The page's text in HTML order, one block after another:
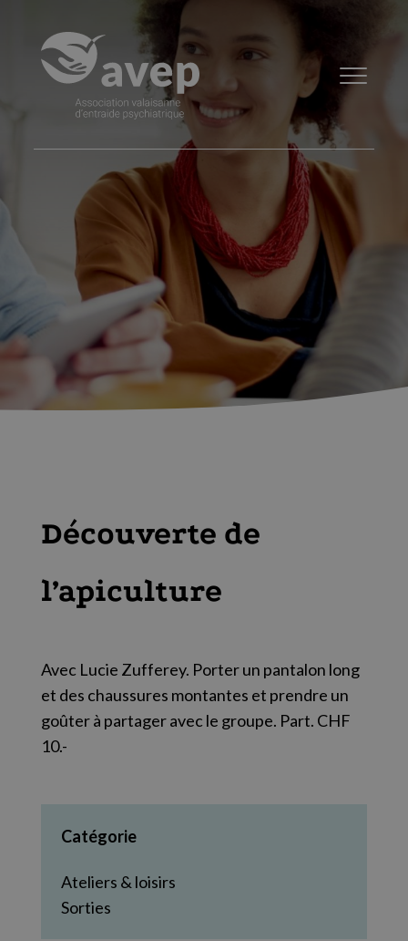
Découverte de
l’apiculture
Avec Lucie Zufferey. Porter un pantalon long
et des chaussures montantes et prendre un
goûter à partager avec le groupe. Part. CHF
10.-
Catégorie
Ateliers & loisirs
Sorties